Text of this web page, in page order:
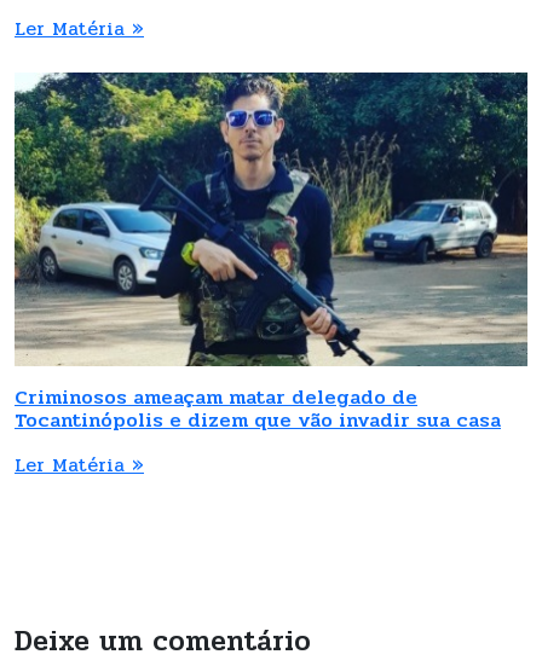
Ler Matéria »
Criminosos ameaçam matar delegado de
Tocantinópolis e dizem que vão invadir sua casa
Ler Matéria »
Deixe um comentário